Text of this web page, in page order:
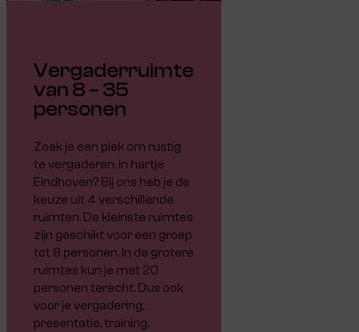
Vergaderruimte
van 8 – 35
personen
Zoek je een plek om rustig
te vergaderen, in hartje
Eindhoven? Bij ons heb je de
keuze uit 4 verschillende
ruimten. De kleinste ruimtes
zijn geschikt voor een groep
tot 8 personen. In de grotere
ruimtes kun je met 20
personen terecht. Dus ook
voor je vergadering,
presentatie, training,